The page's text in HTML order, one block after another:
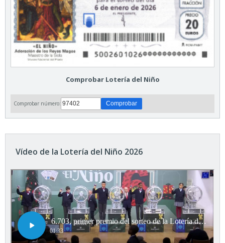
Comprobar Lotería del Niño
Comprobar número:
Vídeo de la Lotería del Niño 2026